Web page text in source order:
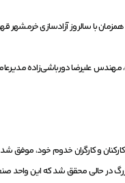
با سالروز آزادسازی خرمشهر
علیرضا دورباشی‌زاده
در حالی محقق شد که این واحد